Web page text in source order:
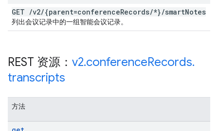
GET /v2/{parent=conferenceRecords/*}/smartNotes
列出会议记录中的一组智能会议记录。
REST 资源： v2.conferenceRecords.
transcripts
方法